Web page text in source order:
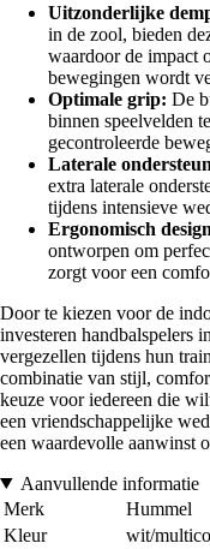
Uitzonderlijke
in de zool, bieden
waardoor de impact
bewegingen wordt
Optimale grip: De
binnen speelvelden
gecontroleerde
Laterale
extra laterale
tijdens intensieve
Ergonomisch
ontworpen om
zorgt voor een
Door te kiezen voor de
investeren handbalspelers
vergezellen tijdens hun
combinatie van stijl,
keuze voor iedereen die
een vriendschappelijke
een waardevolle aanwinst
Aanvullende informatie
Merk
Hummel
Kleur
wit/